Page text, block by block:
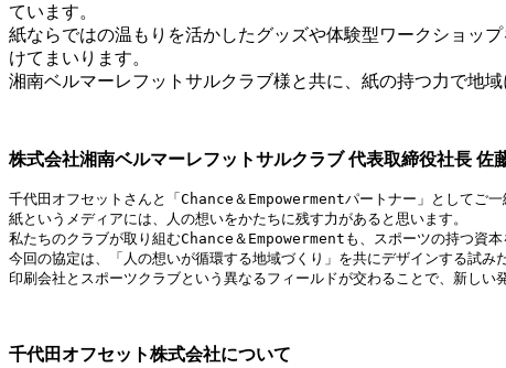
ています。
紙ならではの温もりを活かしたグッズや体験型ワークショッ
けてまいります。
湘南ベルマーレフットサルクラブ様と共に、紙の持つ力で地
株式会社湘南ベルマーレフットサルクラブ 代表取締役社長 佐
千代田オフセットさんと「Chance＆Empowermentパートナー」としてご一
紙というメディアには、人の想いをかたちに残す力があると思います。
私たちのクラブが取り組むChance＆Empowermentも、スポーツの持つ資
今回の協定は、「人の想いが循環する地域づくり」を共にデザインする試み
印刷会社とスポーツクラブという異なるフィールドが交わることで、新しい
千代田オフセット株式会社について